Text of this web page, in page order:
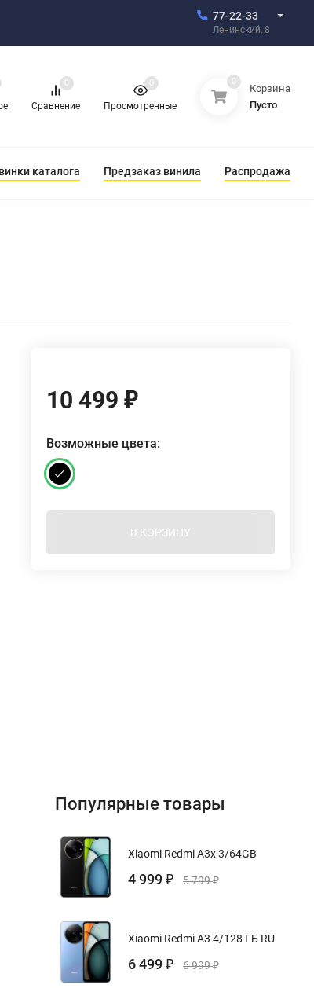
77-22-33
Ленинский, 8
Сравнение
0
Просмотренные
0 0
Корзина
Пусто
каталога Предзаказ винила Распродажа
10 499₽
Возможные цвета:
В КОРЗИНУ
Популярные товары
Xiaomi Redmi A3x 3/64GB
4 999 ₽ 5 799₽
Xiaomi Redmi A3 4/128 ГБ RU
6 499 ₽ 6 999₽